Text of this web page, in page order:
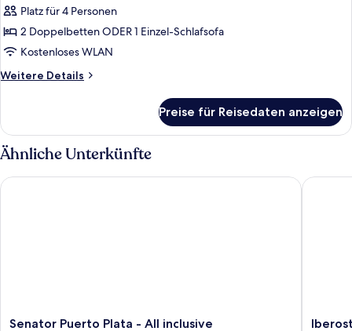
Deluxe
anzeigen
Platz für 4 Personen
2 Doppelbetten ODER 1 Einzel-Schlafsofa
Kostenloses WLAN
Weitere Details
Weitere
Deluxe
Preise für Reisedaten anzeigen
Ähnliche Unterkünfte
Senator
Senator Puerto Plata - All inclusive
Senator Puerto Plata - All inclusive